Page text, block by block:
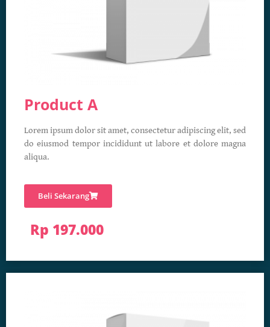
Product A
Lorem ipsum dolor sit amet, consectetur adipiscing elit, sed
do eiusmod tempor incididunt ut labore et dolore magna
aliqua.
Beli Sekarang
Rp 197.000